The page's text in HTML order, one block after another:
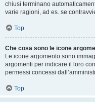
chiusi terminano
varie ragioni, ad es. se
Top
Che cosa sono le icone
Le icone argomento sono
argomenti per indicare il loro
permessi concessi
Top